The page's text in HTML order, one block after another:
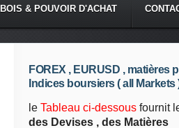
BOIS & POUVOIR D'ACHAT
FOREX , EURUSD , matières
Indices boursiers ( all Markets
le Tableau ci-dessous fournit
des Devises , des Matières